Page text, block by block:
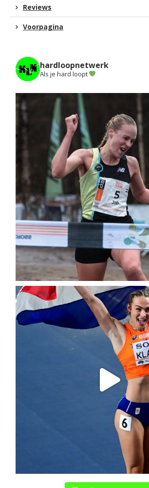
Reviews
Voorpagina
hardloopnetwerk
Als je hard loopt